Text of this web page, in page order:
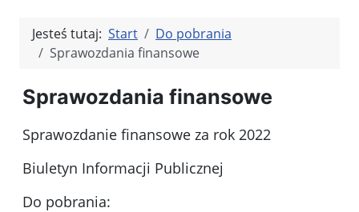
Jesteś tutaj: Start
Do pobrania
Sprawozdania finansowe
Sprawozdania finansowe
Sprawozdanie finansowe za rok 2022
Biuletyn Informacji Publicznej
Do pobrania: